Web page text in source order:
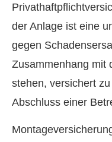
der Anlage ist eine
gegen
Zusammenhang mit
stehen, versichert
Abschluss einer